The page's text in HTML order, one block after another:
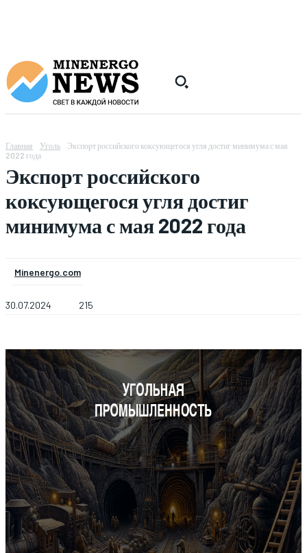
Главная Уголь
Экспорт российского коксующегося угля достиг минимума с мая
2022 года
Экспорт российского
коксующегося угля достиг
минимума с мая 2022 года
Minenergo.com
30.07.2024 215